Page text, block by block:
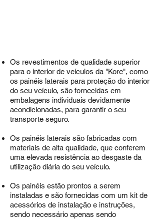
Os revestimentos de qualidade superior
para o interior de veículos da "Kore", como
os painéis laterais para proteção do interior
do seu veículo, são fornecidas em
embalagens individuais devidamente
acondicionadas, para garantir o seu
transporte seguro.
Os painéis laterais são fabricadas com
materiais de alta qualidade, que conferem
uma elevada resistência ao desgaste da
utilização diária do seu veículo.​
Os painéis estão prontos a serem
instaladas e são fornecidas com um kit de
acessórios de instalação e instruções,
sendo necessário apenas sendo